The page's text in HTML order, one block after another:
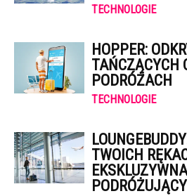
TECHNOLOGIE
HOPPER:
TAŃCZĄCYCH
PODRÓŻACH
TECHNOLOGIE
TWOICH